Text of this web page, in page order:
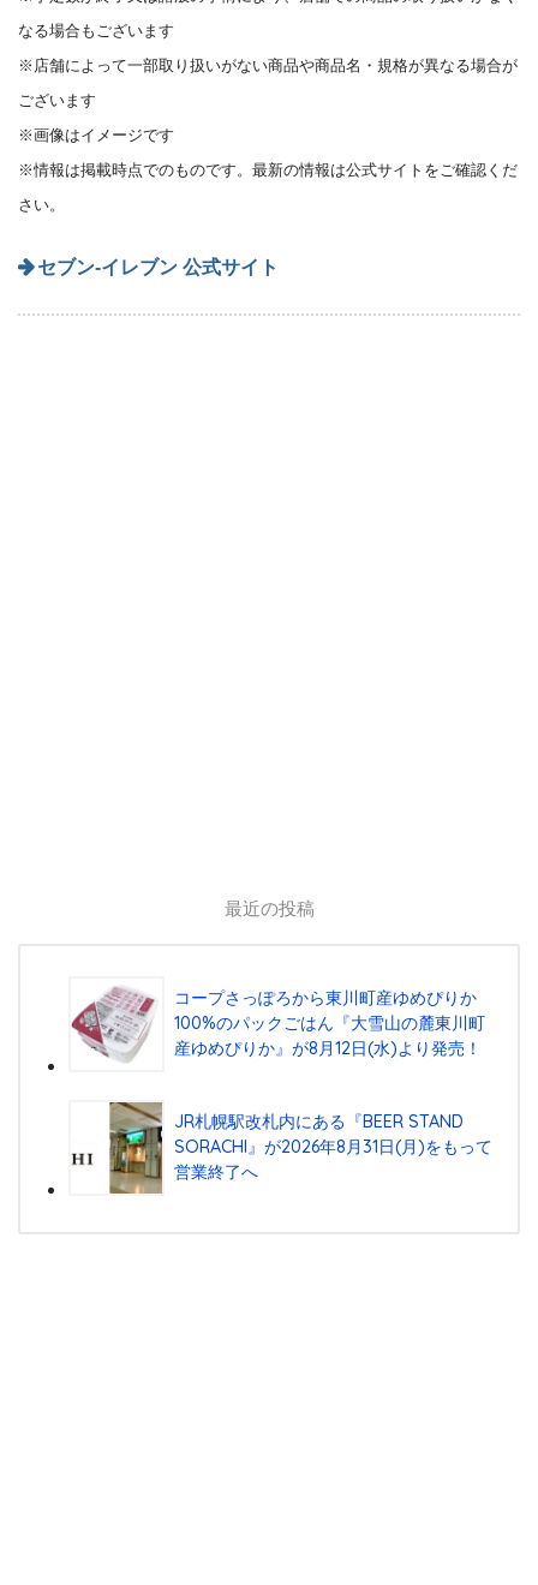
なる場合もございます
※店舗によって一部取り扱いがない商品や商品名・規格が異なる場合が
ございます
※画像はイメージです
※情報は掲載時点でのものです。最新の情報は公式サイトをご確認くだ
さい。
セブン‐イレブン 公式サイト
最近の投稿
コープさっぽろから東川町産ゆめぴりか
100%のパックごはん『⼤雪⼭の麓東川町
産ゆめぴりか』が8⽉12⽇(⽔)より発売！
JR札幌駅改札内にある『BEER STAND
SORACHI』が2026年8月31日(月)をもって
営業終了へ